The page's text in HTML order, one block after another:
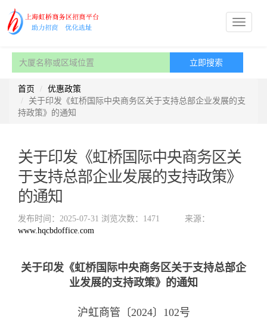
首页
优惠政策
关于印发《虹桥国际中央商务区关于支持总部企业发展的支
持政策》的通知
关于印发《虹桥国际中央商务区关
于支持总部企业发展的支持政策》
的通知
发布时间：2025-07-31 浏览次数：1471
来源：
www.hqcbdoffice.com
关于印发《虹桥国际中央商务区关于支持总部企
业发展的支持政策》的通知
沪虹商管〔2024〕102号